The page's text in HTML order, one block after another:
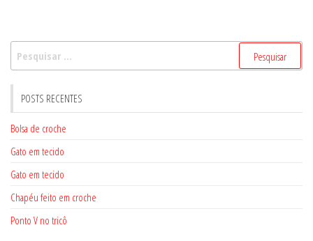
Pesquisar
por:
POSTS RECENTES
Bolsa de croche
Gato em tecido
Gato em tecido
Chapéu feito em croche
Ponto V no tricô